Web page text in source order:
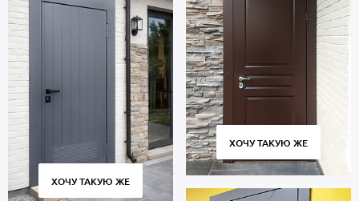
ХОЧУ ТАКУЮ ЖЕ
ХОЧУ ТАКУЮ ЖЕ